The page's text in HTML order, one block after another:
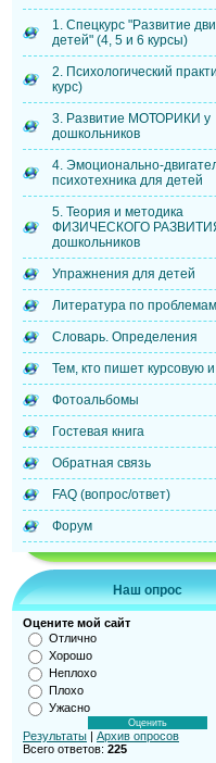
1. Спецкурс "Развитие
детей" (4, 5 и 6 курсы)
2. Психологический
курс)
3. Развитие МОТОРИКИ у
дошкольников
4. Эмоционально-
психотехника для детей
5. Теория и методика
ФИЗИЧЕСКОГО
дошкольников
Упражнения для детей
Литература по проблемам
Словарь. Определения
Тем, кто пишет курсовую
Фотоальбомы
Гостевая книга
Обратная связь
FAQ (вопрос/ответ)
Форум
Наш опрос
Оцените мой сайт
Отлично
Хорошо
Неплохо
Плохо
Ужасно
Результаты | Архив опросов
Всего ответов: 225